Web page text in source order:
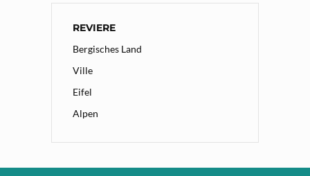
REVIERE
Bergisches Land
Ville
Eifel
Alpen